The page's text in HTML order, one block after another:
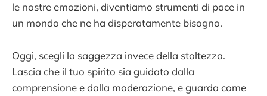
le nostre emozioni, diventiamo strumenti di pace in
un mondo che ne ha disperatamente bisogno.
Oggi, scegli la saggezza invece della stoltezza.
Lascia che il tuo spirito sia guidato dalla
comprensione e dalla moderazione, e guarda come